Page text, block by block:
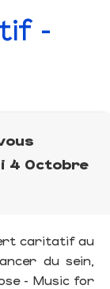
-
4 Octobre
caritatif au
du sein,
- Music for